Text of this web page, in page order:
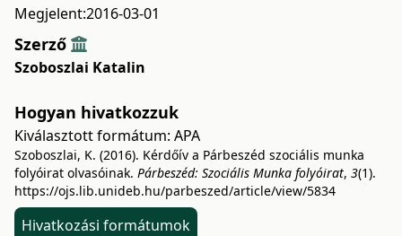
Megjelent:2016-03-01
Szerző
Szoboszlai Katalin
Hogyan hivatkozzuk
Kiválasztott formátum: APA
Szoboszlai, K. (2016). Kérdőív a Párbeszéd szociális munka
folyóirat olvasóinak. Párbeszéd: Szociális Munka folyóirat, 3(1).
https://ojs.lib.unideb.hu/parbeszed/article/view/5834
Hivatkozási formátumok